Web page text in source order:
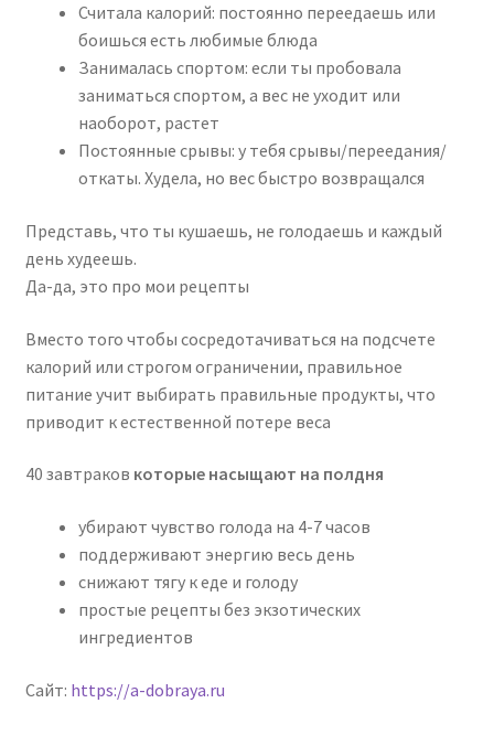
Считала калорий: постоянно переедаешь или
боишься есть любимые блюда
Занималась спортом: если ты пробовала
заниматься спортом, а вес не уходит или
наоборот, растет
Постоянные срывы: у тебя срывы/переедания/
откаты. Худела, но вес быстро возвращался
Представь, что ты кушаешь, не голодаешь и каждый
день худеешь.
Да-да, это про мои рецепты
Вместо того чтобы сосредотачиваться на подсчете
калорий или строгом ограничении, правильное
питание учит выбирать правильные продукты, что
приводит к естественной потере веса
40 завтраков которые насыщают на полдня
убирают чувство голода на 4-7 часов
поддерживают энергию весь день
снижают тягу к еде и голоду
простые рецепты без экзотических
ингредиентов
Сайт: https://a-dobraya.ru